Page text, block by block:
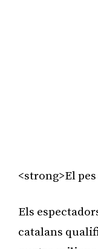
<strong>El
Els
catalans